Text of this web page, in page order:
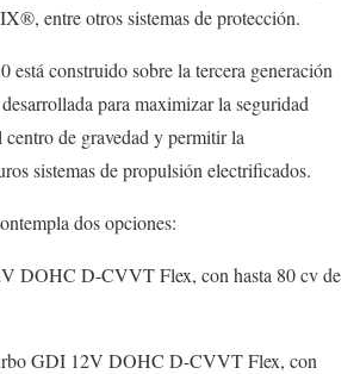
entre otros sistemas de protección.
está construido sobre la tercera generación
para maximizar la seguridad
de gravedad y permitir la
sistemas de propulsión electrificados.
dos opciones:
DOHC D-CVVT Flex, con hasta 80 cv de
GDI 12V DOHC D-CVVT Flex, con